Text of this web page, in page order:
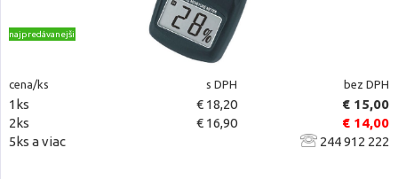
najpredávanejšie
cena/ks s DPH bez DPH
1ks € 18,20
€ 15,00
2ks
€ 16,90
€ 14,00
5ks a viac
244 912 222